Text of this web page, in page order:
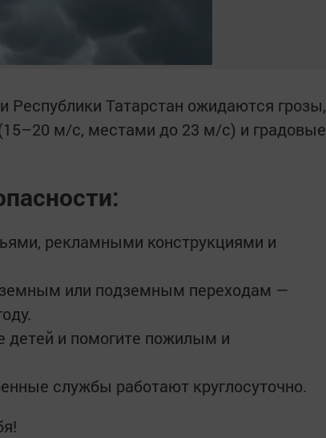
Республики Татарстан ожидаются грозы,
м/с, местами до 23 м/с) и градовые
рекламными конструкциями и
или подземным переходам —
детей и помогите пожилым и
службы работают круглосуточно.